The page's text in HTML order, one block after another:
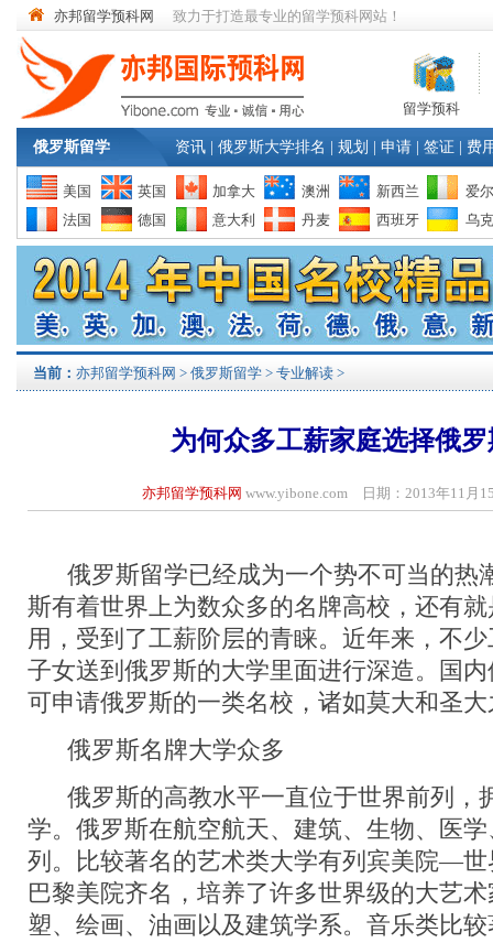
亦邦留学预科网 致力于打造最专业的留学预科网站！
留学预科
俄罗斯留学 资讯 俄罗斯大学排名 规划 申请 签证 费
美国 英国 加拿大 澳洲 新西兰
爱
法国
德国 意大利 丹麦 西班牙 乌
当前： 亦邦留学预科网 > 俄罗斯留学 > 专业解读 >
为何众多工薪家庭选择俄
亦邦留学预科网 www.yibone.com 日期：2013年11月
俄罗斯留学已经成为一个势不可当的热
斯有着世界上为数众多的名牌高校，还有
用，受到了工薪阶层的青睐。近年来，不
子女送到俄罗斯的大学里面进行深造。国
可申请俄罗斯的一类名校，诸如莫大和圣
俄罗斯名牌大学众多
俄罗斯的高教水平一直位于世界前列，
学。俄罗斯在航空航天、建筑、生物、医
列。比较著名的艺术类大学有列宾美院—
巴黎美院齐名，培养了许多世界级的大艺
塑、绘画、油画以及建筑学系。音乐类比